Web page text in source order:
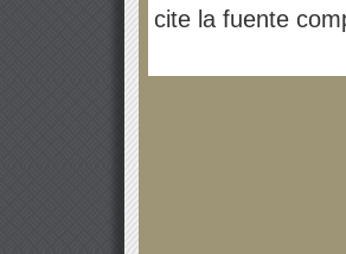
cite la fuente